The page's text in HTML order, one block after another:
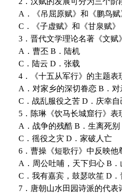
A．《吊屈原赋》和《鹏鸟赋
C．《子虚赋》和《甘泉赋》
3．晋代文学理论名著《
A．曹丕 B．陆机
C．陆云 D．张载
4．《十五从军行》的主
A．对家乡的深切眷恋 B．
C．战乱服役之苦 D．庆幸
5．陈琳《饮马长城窟行
A．战争的残酷 B．生离死别
C．徭役之灾 D．家破人亡
6．曹操《短歌行》中反映
A．周公吐哺，天下归心 B
C．我有嘉宾，鼓瑟吹笙 D
7．唐朝山水田园诗派的